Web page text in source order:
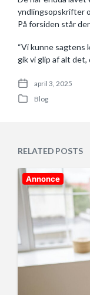
yndlingsopskrifter
På forsiden står
“Vi kunne sagtens
gik vi glip af alt det,
P
t
april 3, 2025
P
d
i
n
Blog
RELATED POSTS
Annonce